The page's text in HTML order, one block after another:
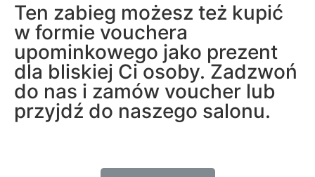
Ten zabieg możesz też kupić
w formie vouchera
upominkowego jako prezent
dla bliskiej Ci osoby. Zadzwoń
do nas i zamów voucher lub
przyjdź do naszego salonu.